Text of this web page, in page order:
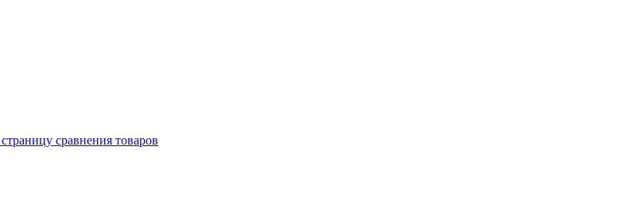
сравнения товаров